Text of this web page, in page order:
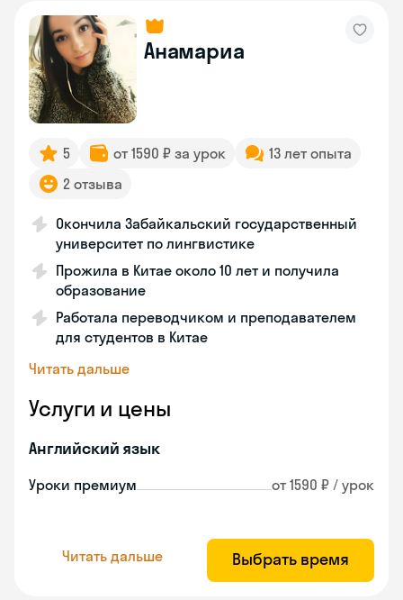
Анамариа
5 от 1590 ₽ за урок
13 лет опыта
2 отзыва
Окончила Забайкальский государственный
университет по лингвистике
Прожила в Китае около 10 лет и получила
образование
Работала переводчиком и преподавателем
для студентов в Китае
Читать дальше
Услуги и цены
Английский язык
Уроки премиум от 1590 ₽ / урок
Читать дальше Выбрать время